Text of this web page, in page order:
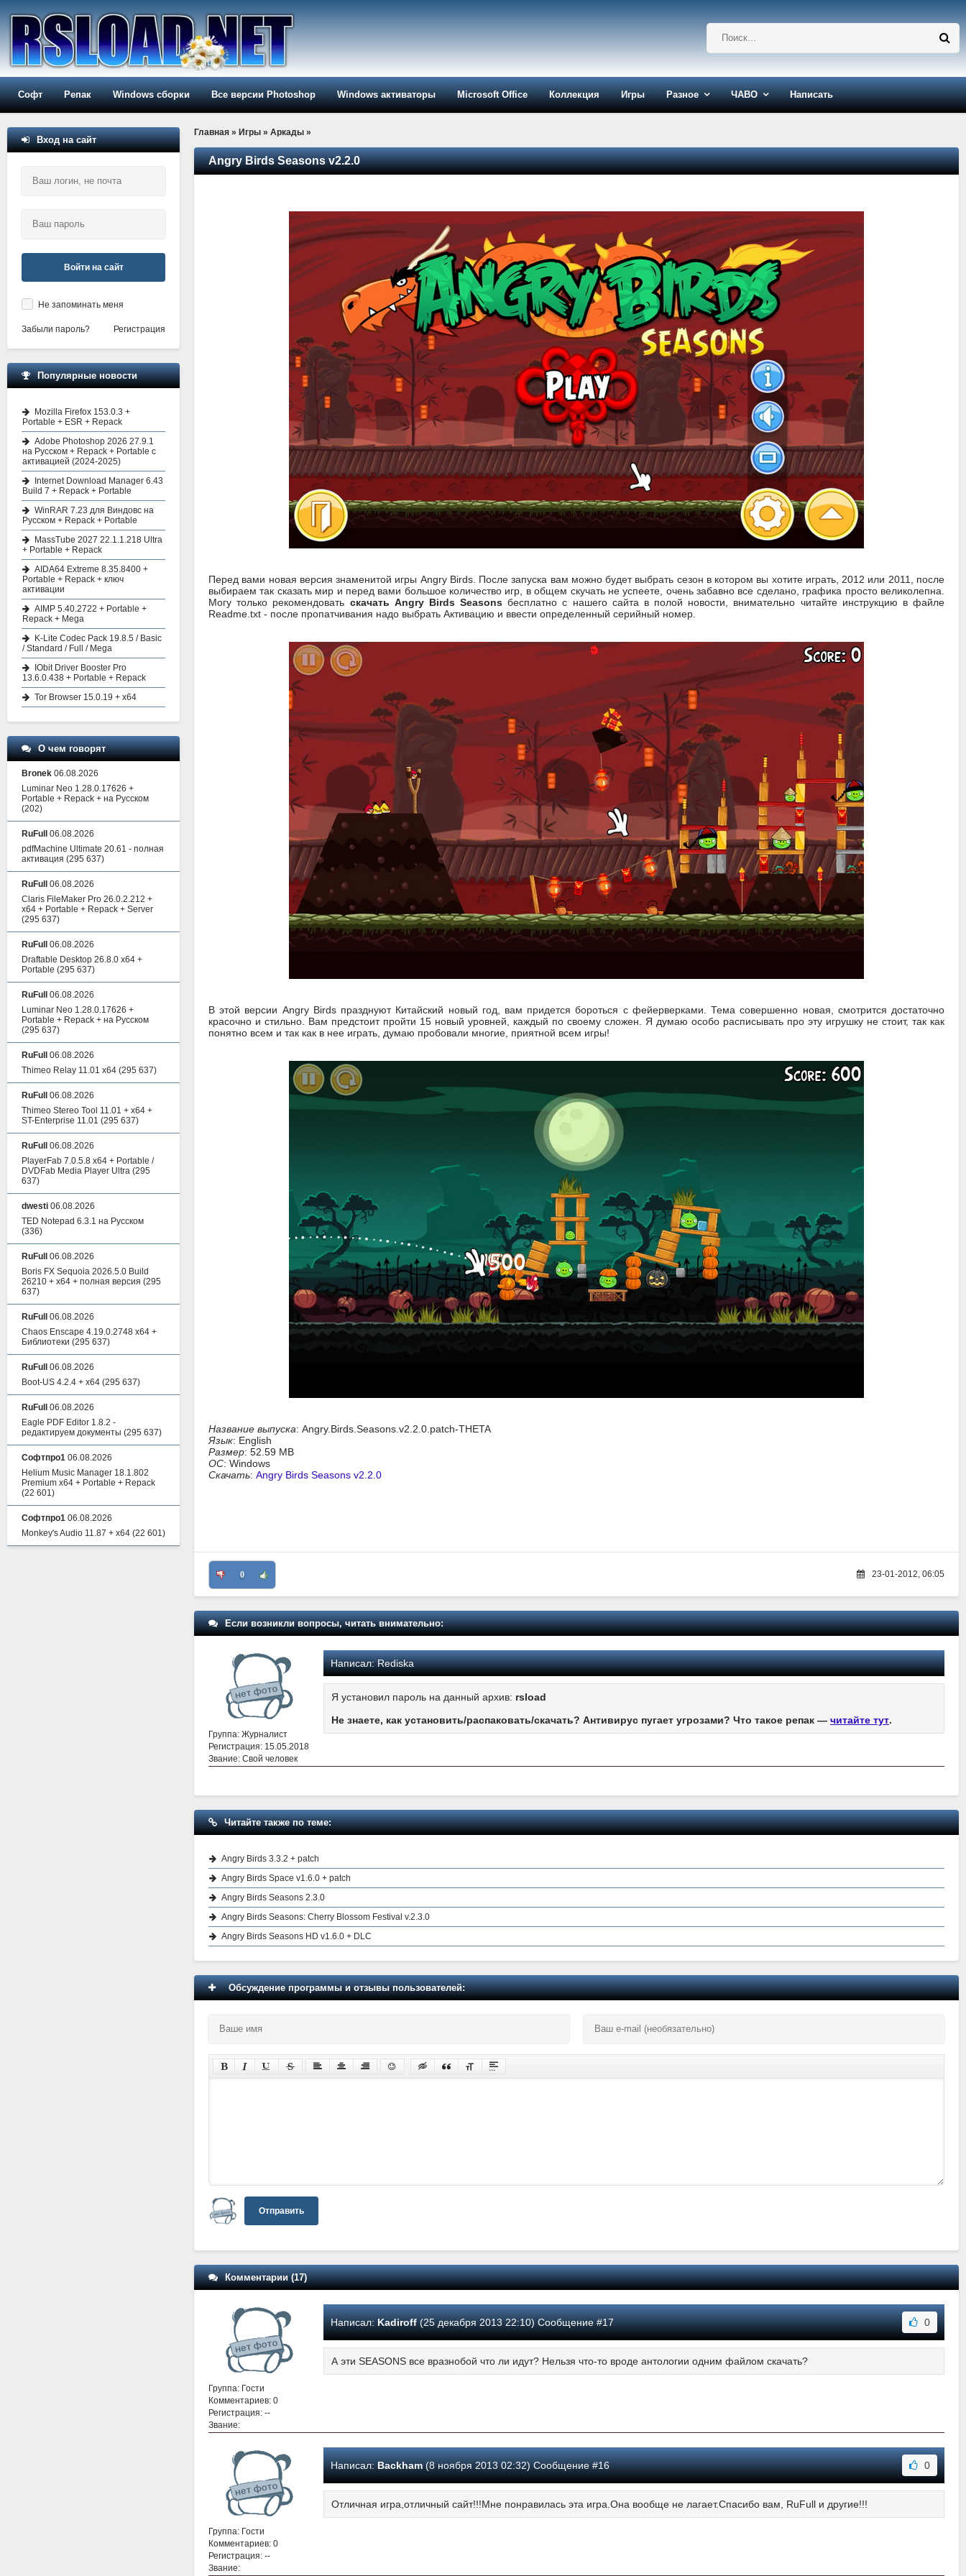
Софт Репак Windows сборки Все версии Photoshop Windows активаторы Microsoft Office Коллекция Игры Разное ЧАВО Написать
Главная » Игры » Аркады »
Angry Birds Seasons v2.2.0
Перед вами новая версия знаменитой игры Angry Birds. После запуска вам можно будет выбрать сезон в котором вы хотите играть, 2012 или 2011, после
выбираем так сказать мир и перед вами большое количество игр, в общем скучать не успеете, очень забавно все сделано, графика просто великолепна.
Могу только рекомендовать скачать Angry Birds Seasons бесплатно с нашего сайта в полой новости, внимательно читайте инструкцию в файле
Readme.txt - после пропатчивания надо выбрать Активацию и ввести определенный серийный номер.
В этой версии Angry Birds празднуют Китайский новый год, вам придется бороться с фейерверками. Тема совершенно новая, смотрится достаточно
красочно и стильно. Вам предстоит пройти 15 новый уровней, каждый по своему сложен. Я думаю особо расписывать про эту игрушку не стоит, так как
понятно всем и так как в нее играть, думаю пробовали многие, приятной всем игры!
Название выпуска: Angry.Birds.Seasons.v2.2.0.patch-THETA
Язык: English
Размер: 52.59 MB
ОС: Windows
Скачать: Angry Birds Seasons v2.2.0
0 23-01-2012, 06:05
Если возникли вопросы, читать внимательно:
Группа: Журналист
Регистрация: 15.05.2018
Звание: Свой человек
Написал:Rediska
Я установил пароль на данный архив: rsload
Не знаете, как установить/распаковать/скачать? Антивирус пугает угрозами? Что такое репак — читайте тут.
Читайте также по теме:
Angry Birds 3.3.2 + patch
Angry Birds Space v1.6.0 + patch
Angry Birds Seasons 2.3.0
Angry Birds Seasons: Cherry Blossom Festival v.2.3.0
Angry Birds Seasons HD v1.6.0 + DLC
Обсуждение программы и отзывы пользователей:
Отправить
Комментарии (17)
Группа: Гости
Комментариев: 0
Регистрация: --
Звание:
Написал: Kadiroff(25 декабря 2013 22:10) Сообщение #17 0
А эти SEASONS все вразнобой что ли идут? Нельзя что-то вроде антологии одним файлом скачать?
Группа: Гости
Комментариев: 0
Регистрация: --
Звание:
Написал: Backham(8 ноября 2013 02:32) Сообщение #16 0
Отличная игра,отличный сайт!!!Мне понравилась эта игра.Она вообще не лагает.Спасибо вам, RuFull и другие!!!
Вход на сайт
Войти на сайт
Не запоминать меня
Забыли пароль? Регистрация
Популярные новости
Mozilla Firefox 153.0.3 +
Portable + ESR + Repack
Adobe Photoshop 2026 27.9.1
на Русском + Repack + Portable с
активацией (2024-2025)
Internet Download Manager 6.43
Build 7 + Repack + Portable
WinRAR 7.23 для Виндовс на
Русском + Repack + Portable
MassTube 2027 22.1.1.218 Ultra
+ Portable + Repack
AIDA64 Extreme 8.35.8400 +
Portable + Repack + ключ
активации
AIMP 5.40.2722 + Portable +
Repack + Mega
K-Lite Codec Pack 19.8.5 / Basic
/ Standard / Full / Mega
IObit Driver Booster Pro
13.6.0.438 + Portable + Repack
Tor Browser 15.0.19 + x64
О чем говорят
Bronek 06.08.2026
Luminar Neo 1.28.0.17626 +
Portable + Repack + на Русском
(202)
RuFull
06.08.2026
pdfMachine Ultimate 20.61 - полная
активация (295 637)
RuFull
06.08.2026
Claris FileMaker Pro 26.0.2.212 +
x64 + Portable + Repack + Server
(295 637)
RuFull
06.08.2026
Draftable Desktop 26.8.0 x64 +
Portable (295 637)
RuFull
06.08.2026
Luminar Neo 1.28.0.17626 +
Portable + Repack + на Русском
(295 637)
RuFull
06.08.2026
Thimeo Relay 11.01 x64 (295 637)
RuFull
06.08.2026
Thimeo Stereo Tool 11.01 + x64 +
ST-Enterprise 11.01 (295 637)
RuFull
06.08.2026
PlayerFab 7.0.5.8 x64 + Portable /
DVDFab Media Player Ultra (295
637)
dwesti 06.08.2026
TED Notepad 6.3.1 на Русском
(336)
RuFull
06.08.2026
Boris FX Sequoia 2026.5.0 Build
26210 + x64 + полная версия (295
637)
RuFull
06.08.2026
Chaos Enscape 4.19.0.2748 x64 +
Библиотеки (295 637)
RuFull
06.08.2026
Boot-US 4.2.4 + x64 (295 637)
RuFull
06.08.2026
Eagle PDF Editor 1.8.2 -
редактируем документы (295 637)
Софтпро1 06.08.2026
Helium Music Manager 18.1.802
Premium x64 + Portable + Repack
(22 601)
Софтпро1 06.08.2026
Monkey's Audio 11.87 + x64 (22 601)